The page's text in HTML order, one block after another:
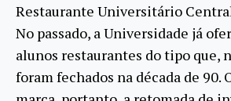
Restaurante Universitário Central
No passado, a Universidade já
alunos restaurantes do tipo que,
foram fechados na década de 90.